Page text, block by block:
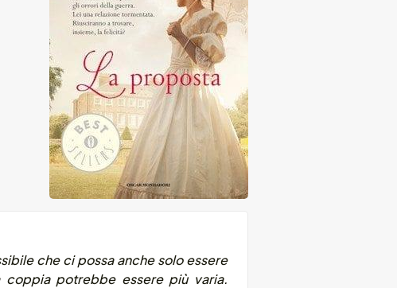
che ci possa anche solo essere
potrebbe essere più varia.